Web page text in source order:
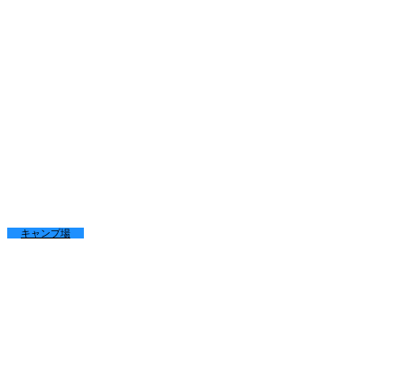
キャンプ場